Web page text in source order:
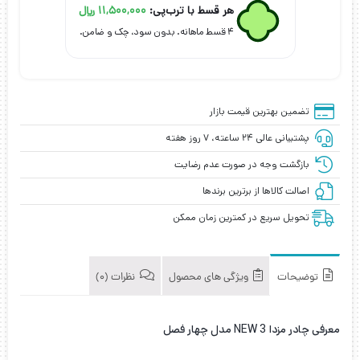
فصل
عدد
هر قسط با ترب‌پی:11,500,000 ﷼
۴ قسط ماهانه. بدون سود، چک و ضامن.
تضمین بهترین قیمت بازار
پشتیبانی عالی ۲۴ ساعته، ۷ روز هفته
بازگشت وجه در صورت عدم رضایت
اصالت کالاها از برترین برندها
تحویل سریع در کمترین زمان ممکن
توضیحات ویژگی های محصول نظرات (0)
معرفی چادر مزدا 3 NEW مدل چهار فصل